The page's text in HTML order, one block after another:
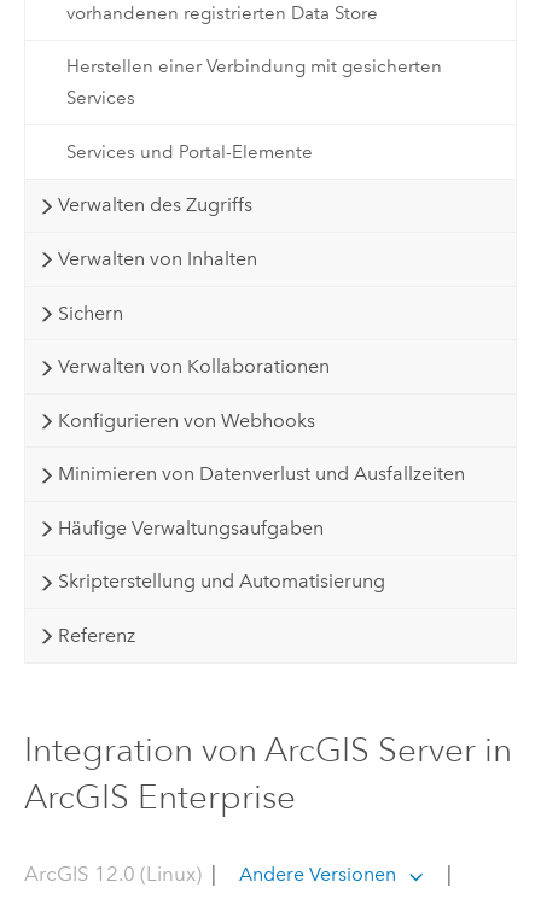
vorhandenen registrierten Data Store
Herstellen einer Verbindung mit gesicherten
Services
Services und Portal-Elemente
Verwalten des Zugriffs
Verwalten von Inhalten
Sichern
Verwalten von Kollaborationen
Konfigurieren von Webhooks
Minimieren von Datenverlust und Ausfallzeiten
Häufige Verwaltungsaufgaben
Skripterstellung und Automatisierung
Referenz
Integration von ArcGIS Server in
ArcGIS Enterprise
ArcGIS 12.0 (Linux)| Andere Versionen